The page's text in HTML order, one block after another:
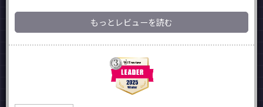
もっとレビューを読む